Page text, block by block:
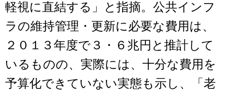
軽視に直結する」と指摘。公共インフ
ラの維持管理・更新に必要な費用は、
２０１３年度で３・６兆円と推計して
いるものの、実際には、十分な費用を
予算化できていない実態も示し、「老